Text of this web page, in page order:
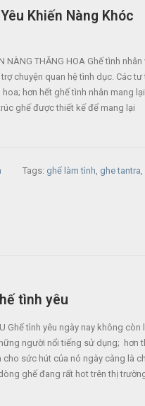
Khiến Nàng Khóc
NÀNG THĂNG HOA Ghế tình nhân
chuyện quan hệ tình dục. Các tư
hơn hết ghế tình nhân mang lại
ghế được thiết kế để mang lại
Tags: ghế làm tình, ghe tantra,
tình yêu
Ghế tình yêu ngày nay không còn
người nổi tiếng sử dụng; hơn
sức hút của nó ngày càng là
ghế đang rất hot trên thị